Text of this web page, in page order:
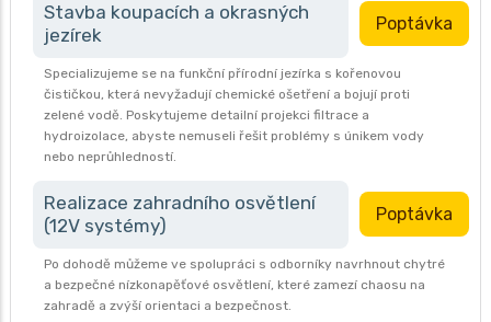
Stavba koupacích a okrasných
jezírek
Poptávka
Specializujeme se na funkční přírodní jezírka s kořenovou
čističkou, která nevyžadují chemické ošetření a bojují proti
zelené vodě. Poskytujeme detailní projekci filtrace a
hydroizolace, abyste nemuseli řešit problémy s únikem vody
nebo neprůhledností.
Realizace zahradního osvětlení
(12V systémy)
Poptávka
Po dohodě můžeme ve spolupráci s odborníky navrhnout chytré
a bezpečné nízkonapěťové osvětlení, které zamezí chaosu na
zahradě a zvýší orientaci a bezpečnost.